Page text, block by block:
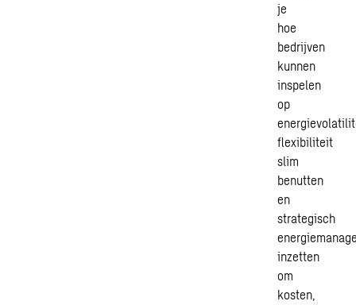
je
hoe
bedrijven
kunnen
inspelen
op
flexibiliteit
slim
benutten
en
strategisch
inzetten
om
kosten,